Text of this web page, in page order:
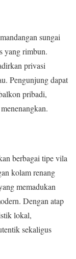
sungai
yang rimbun.
privasi
Pengunjung dapat
pribadi,
berbagai tipe vila
kolam renang
memadukan
Dengan atap
lokal,
sekaligus